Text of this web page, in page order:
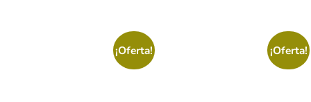
¡Oferta! ¡Oferta!